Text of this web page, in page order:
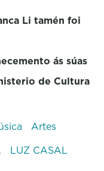
Li tamén foi
ás súas
de Cultura
Artes
LUZ CASAL